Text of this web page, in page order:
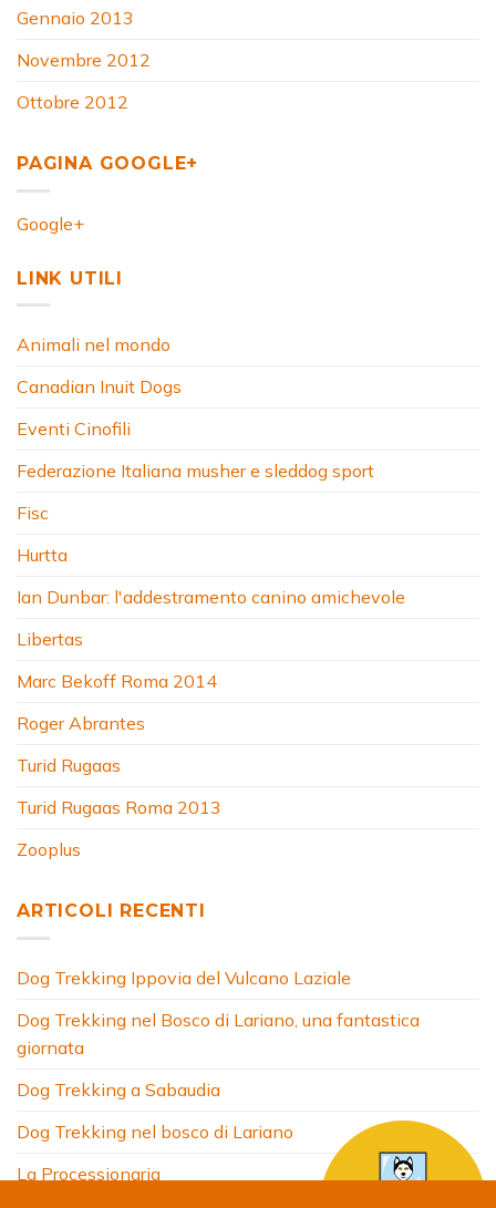
Gennaio 2013
Novembre 2012
Ottobre 2012
PAGINA GOOGLE+
Google+
LINK UTILI
Animali nel mondo
Canadian Inuit Dogs
Eventi Cinofili
Federazione Italiana musher e sleddog sport
Fisc
Hurtta
Ian Dunbar: l'addestramento canino amichevole
Libertas
Marc Bekoff Roma 2014
Roger Abrantes
Turid Rugaas
Turid Rugaas Roma 2013
Zooplus
ARTICOLI RECENTI
Dog Trekking Ippovia del Vulcano Laziale
Dog Trekking nel Bosco di Lariano, una fantastica
giornata
Dog Trekking a Sabaudia
Dog Trekking nel bosco di Lariano
La Processionaria